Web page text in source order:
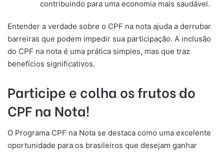
contribuindo para uma economia mais saudável.
Entender a verdade sobre o CPF na nota ajuda a derrubar
barreiras que podem impedir sua participação. A inclusão
do CPF na nota é uma prática simples, mas que traz
benefícios significativos.
Participe e colha os frutos do
CPF na Nota!
O Programa CPF na Nota se destaca como uma excelente
oportunidade para os brasileiros que desejam ganhar